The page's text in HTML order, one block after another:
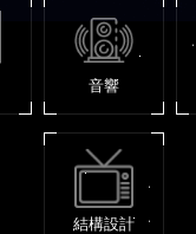
音響
結構設計